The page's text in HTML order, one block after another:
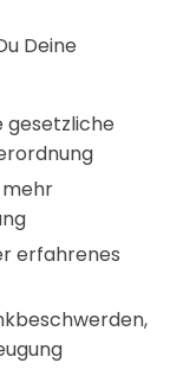
Deine
gesetzliche
erfahrenes